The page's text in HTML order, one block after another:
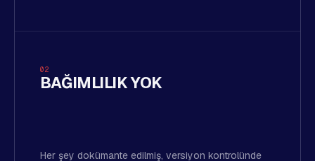
02
BAĞIMLILIK YOK
Her şey dokümante edilmiş, versiyon kontrolünde